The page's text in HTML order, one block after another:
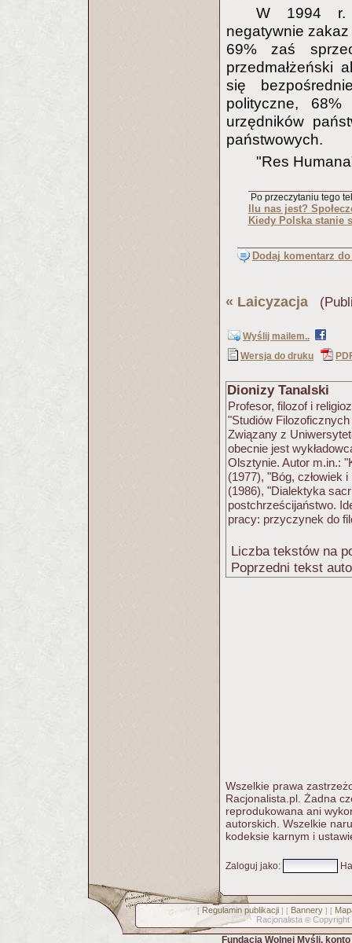
W 1994 r.
negatywnie
69% zaś
przedmałżeński
się
polityczne, 68%
urzędników
państwowych.
"Res
Po przeczytaniu tego
Ilu nas jest?
Kiedy Polska stanie
Dodaj komentarz
« Laicyzacja
Wyślij mailem..
Wersja do druku
Dionizy Tanalski
Profesor, filozof i
"Studiów
Związany z
obecnie jest
Olsztynie. Autor m.in.:
(1977), "Bóg, człowiek
(1986), "Dialektyka
postchrześcijaństwo.
pracy: przyczynek do
Liczba tekstów na
Poprzedni tekst
Wszelkie prawa
Racjonalista.pl. Żadna
reprodukowana ani
autorskich. Wszelkie
kodeksie karnym i
Zaloguj jako:
[ Regulamin publikacji] [ Bannery] [
Racjonalista © Copyright
Fundacja Wolnej Myśli,